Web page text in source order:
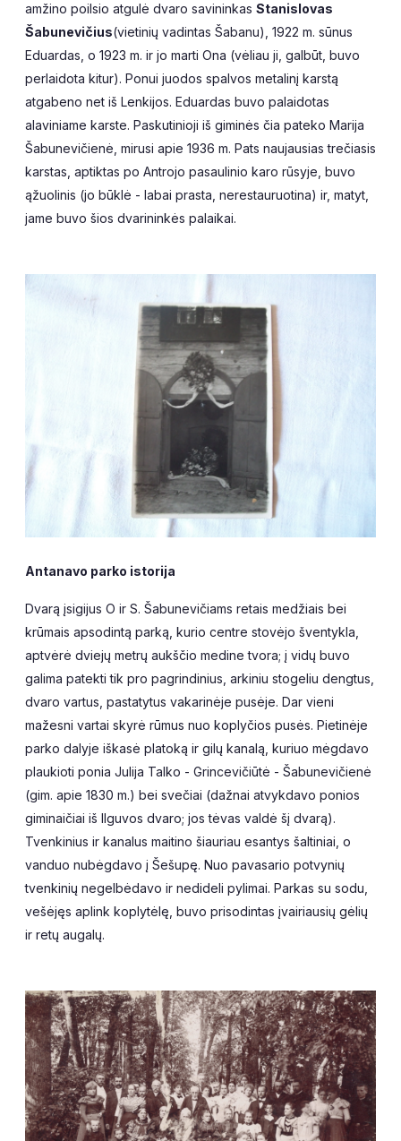
amžino poilsio atgulė dvaro savininkas Stanislovas
Šabunevičius(vietinių vadintas Šabanu), 1922 m. sūnus
Eduardas, o 1923 m. ir jo marti Ona (vėliau ji, galbūt, buvo
perlaidota kitur). Ponui juodos spalvos metalinį karstą
atgabeno net iš Lenkijos. Eduardas buvo palaidotas
alaviniame karste. Paskutinioji iš giminės čia pateko Marija
Šabunevičienė, mirusi apie 1936 m. Pats naujausias trečiasis
karstas, aptiktas po Antrojo pasaulinio karo rūsyje, buvo
ąžuolinis (jo būklė - labai prasta, nerestauruotina) ir, matyt,
jame buvo šios dvarininkės palaikai.
Antanavo parko istorija
Dvarą įsigijus O ir S. Šabunevičiams retais medžiais bei
krūmais apsodintą parką, kurio centre stovėjo šventykla,
aptvėrė dviejų metrų aukščio medine tvora; į vidų buvo
galima patekti tik pro pagrindinius, arkiniu stogeliu dengtus,
dvaro vartus, pastatytus vakarinėje pusėje. Dar vieni
mažesni vartai skyrė rūmus nuo koplyčios pusės. Pietinėje
parko dalyje iškasė platoką ir gilų kanalą, kuriuo mėgdavo
plaukioti ponia Julija Talko - Grincevičiūtė - Šabunevičienė
(gim. apie 1830 m.) bei svečiai (dažnai atvykdavo ponios
giminaičiai iš Ilguvos dvaro; jos tėvas valdė šį dvarą).
Tvenkinius ir kanalus maitino šiauriau esantys šaltiniai, o
vanduo nubėgdavo į Šešupę. Nuo pavasario potvynių
tvenkinių negelbėdavo ir nedideli pylimai. Parkas su sodu,
vešėjęs aplink koplytėlę, buvo prisodintas įvairiausių gėlių
ir retų augalų.